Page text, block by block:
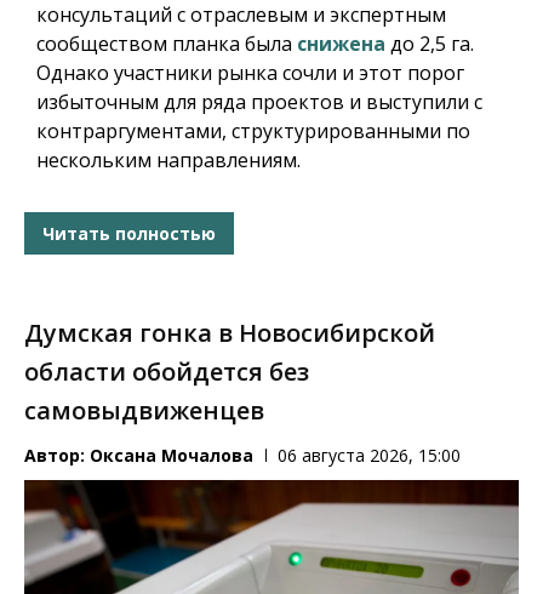
консультаций с отраслевым и экспертным
сообществом планка была снижена до 2,5 га.
Однако участники рынка сочли и этот порог
избыточным для ряда проектов и выступили с
контраргументами, структурированными по
нескольким направлениям.
Читать полностью
Думская гонка в Новосибирской
области обойдется без
самовыдвиженцев
Автор: Оксана Мочалова 06 августа 2026, 15:00